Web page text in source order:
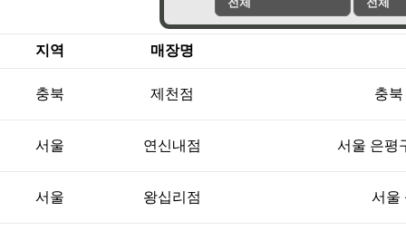
지역 매장명
충북 제천점 충
서울 연신내점 서울 은평
서울 왕십리점 서울